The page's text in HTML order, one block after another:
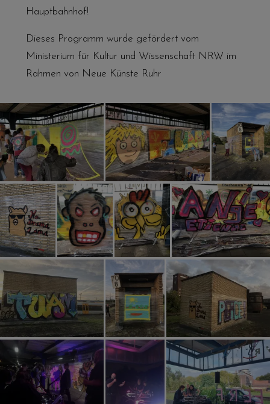
Hauptbahnhof!
Dieses Programm wurde gefördert vom
Ministerium für Kultur und Wissenschaft NRW im
Rahmen von Neue Künste Ruhr